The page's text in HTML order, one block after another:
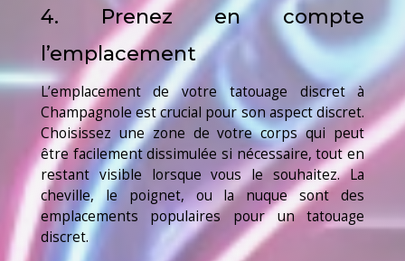
4. Prenez en compte
l’emplacement
L’emplacement de votre tatouage discret à
Champagnole est crucial pour son aspect discret.
Choisissez une zone de votre corps qui peut
être facilement dissimulée si nécessaire, tout en
restant visible lorsque vous le souhaitez. La
cheville, le poignet, ou la nuque sont des
emplacements populaires pour un tatouage
discret.